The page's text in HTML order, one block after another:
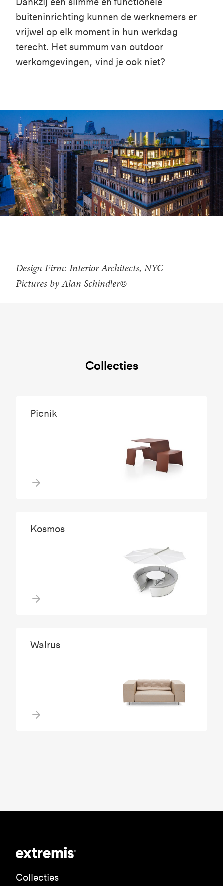
buiteninrichting kunnen de werknemers er
vrijwel op elk moment in hun werkdag
terecht. Het summum van outdoor
werkomgevingen, vind je ook niet?
Design Firm: Interior Architects, NYC
Pictures by Alan Schindler©
Collecties
Picnik
Kosmos
Walrus
Collecties